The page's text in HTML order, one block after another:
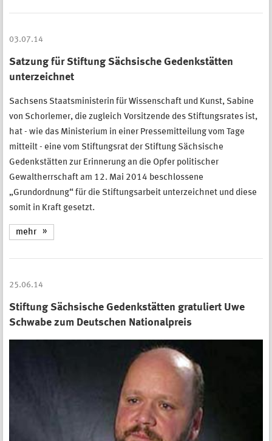
03.07.14
Satzung für Stiftung Sächsische Gedenkstätten
unterzeichnet
Sachsens Staatsministerin für Wissenschaft und Kunst, Sabine
von Schorlemer, die zugleich Vorsitzende des Stiftungsrates ist,
hat - wie das Ministerium in einer Pressemitteilung vom Tage
mitteilt - eine vom Stiftungsrat der Stiftung Sächsische
Gedenkstätten zur Erinnerung an die Opfer politischer
Gewaltherrschaft am 12. Mai 2014 beschlossene
„Grundordnung“ für die Stiftungsarbeit unterzeichnet und diese
somit in Kraft gesetzt.
mehr
25.06.14
Stiftung Sächsische Gedenkstätten gratuliert Uwe
Schwabe zum Deutschen Nationalpreis